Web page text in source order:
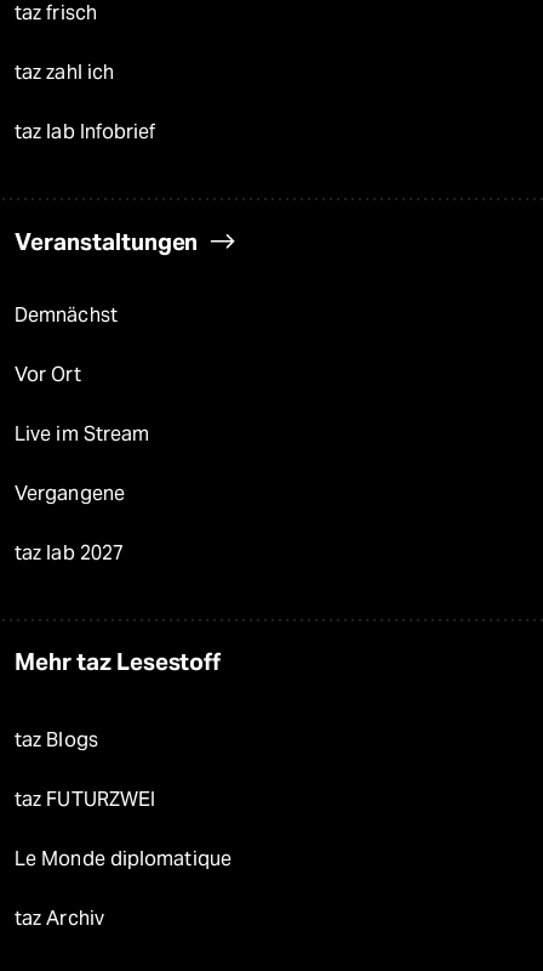
taz frisch
taz zahl ich
taz lab Infobrief
Veranstaltungen
Demnächst
Vor Ort
Live im Stream
Vergangene
taz lab 2027
Mehr taz Lesestoff
taz Blogs
taz FUTURZWEI
Le Monde diplomatique
taz Archiv